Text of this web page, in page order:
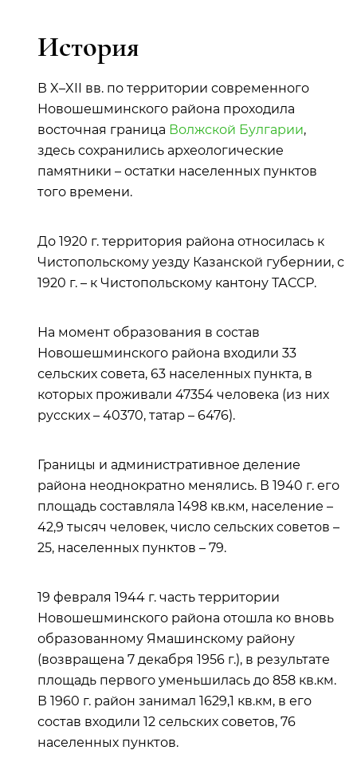
История
В X–XII вв. по территории современного
Новошешминского района проходила
восточная граница Волжской Булгарии,
здесь сохранились археологические
памятники – остатки населенных пунктов
того времени.
До 1920 г. территория района относилась к
Чистопольскому уезду Казанской губернии, с
1920 г. – к Чистопольскому кантону ТАССР.
На момент образования в состав
Новошешминского района входили 33
сельских совета, 63 населенных пункта, в
которых проживали 47354 человека (из них
русских – 40370, татар – 6476).
Границы и административное деление
района неоднократно менялись. В 1940 г. его
площадь составляла 1498 кв.км, население –
42,9 тысяч человек, число сельских советов –
25, населенных пунктов – 79.
19 февраля 1944 г. часть территории
Новошешминского района отошла ко вновь
образованному Ямашинскому району
(возвращена 7 декабря 1956 г.), в результате
площадь первого уменьшилась до 858 кв.км.
В 1960 г. район занимал 1629,1 кв.км, в его
состав входили 12 сельских советов, 76
населенных пунктов.